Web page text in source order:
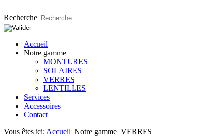
Recherche
Accueil
Notre gamme
MONTURES
SOLAIRES
VERRES
LENTILLES
Services
Accessoires
Contact
Vous êtes ici: Accueil Notre gamme VERRES